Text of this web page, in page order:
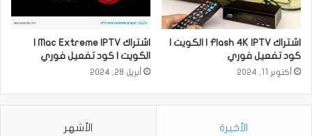
اشتراك Flash 4K IPTV | الكويت |
كود تفعيل فوري
أكتوبر 11, 2024
الكويت | كود تفعيل فوري
أبريل 28, 2024
الأخيرة الأشهر